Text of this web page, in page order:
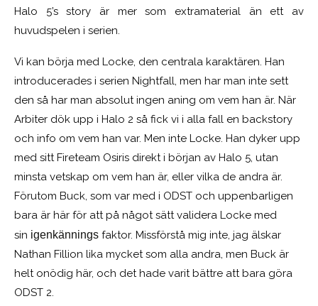
Halo 5’s story är mer som extramaterial än ett av
huvudspelen i serien.
Vi kan börja med Locke, den centrala karaktären. Han
introducerades i serien Nightfall, men har man inte sett
den så har man absolut ingen aning om vem han är. När
Arbiter dök upp i Halo 2 så fick vi i alla fall en backstory
och info om vem han var. Men inte Locke. Han dyker upp
med sitt Fireteam Osiris direkt i början av Halo 5, utan
minsta vetskap om vem han är, eller vilka de andra är.
Förutom Buck, som var med i ODST och uppenbarligen
bara är här för att på något sätt validera Locke med
sin igenkännings faktor. Missförstå mig inte, jag älskar
Nathan Fillion lika mycket som alla andra, men Buck är
helt onödig här, och det hade varit bättre att bara göra
ODST 2.